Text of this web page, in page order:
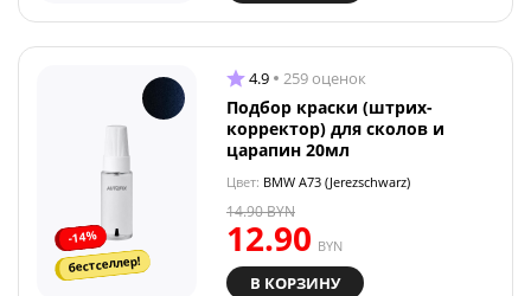
-14%
бестселлер!
4.9 259 оценок
Подбор краски (штрих-
корректор) для сколов и
царапин 20мл
Цвет: BMW A73 (Jerezschwarz)
12.90 BYN
14.90BYN
В КОРЗИНУ